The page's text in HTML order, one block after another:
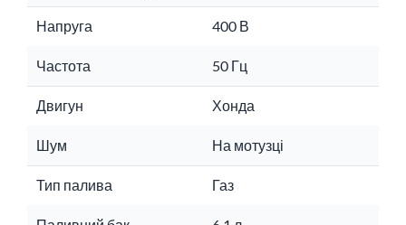
Напруга 400 В
Частота 50 Гц
Двигун Хонда
Шум На мотузці
Тип палива Газ